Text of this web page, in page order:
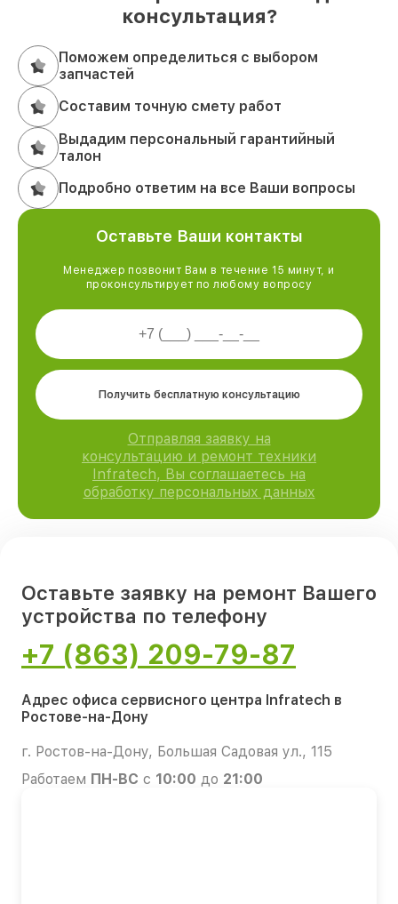
консультация?
Поможем определиться с выбором
запчастей
Составим точную смету работ
Выдадим персональный гарантийный
талон
Подробно ответим на все Ваши вопросы
Оставьте Ваши контакты
Менеджер позвонит Вам в течение 15 минут, и
проконсультирует по любому вопросу
Получить бесплатную консультацию
Отправляя заявку на
консультацию и ремонт техники
Infratech, Вы соглашаетесь на
обработку персональных данных
Оставьте заявку на ремонт Вашего
устройства по телефону
+7 (863) 209-79-87
Адрес офиса сервисного центра Infratech в
Ростове-на-Дону
г. Ростов-на-Дону, Большая Садовая ул., 115
Работаем ПН-ВС с 10:00 до 21:00